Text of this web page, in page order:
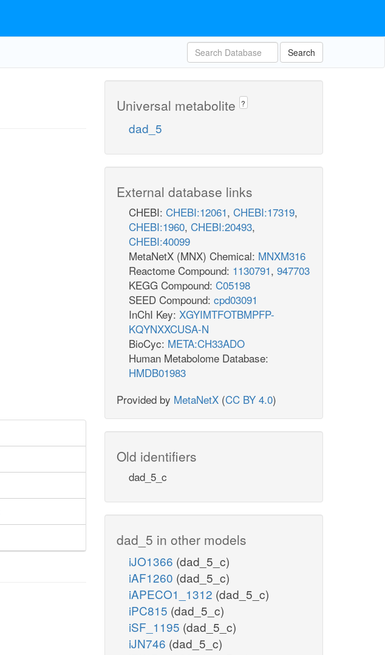
Search
Universal metabolite ?
dad_5
External database links
CHEBI: CHEBI:12061, CHEBI:17319,
CHEBI:1960, CHEBI:20493,
CHEBI:40099
MetaNetX (MNX) Chemical: MNXM316
Reactome Compound: 1130791, 947703
KEGG Compound: C05198
SEED Compound: cpd03091
InChI Key: XGYIMTFOTBMPFP-
KQYNXXCUSA-N
BioCyc: META:CH33ADO
Human Metabolome Database:
HMDB01983
Provided by MetaNetX (CC BY 4.0)
Old identifiers
dad_5_c
dad_5 in other models
iJO1366 (dad_5_c)
iAF1260 (dad_5_c)
iAPECO1_1312 (dad_5_c)
iPC815 (dad_5_c)
iSF_1195 (dad_5_c)
iJN746 (dad_5_c)